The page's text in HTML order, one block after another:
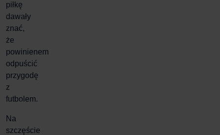
piłkę
dawały
znać,
że
powinienem
odpuścić
przygodę
z
futbolem.
Na
szczęście